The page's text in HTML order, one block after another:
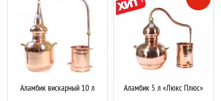
Аламбик вискарный 10 л Аламбик 5 л «Люкс Плюс»